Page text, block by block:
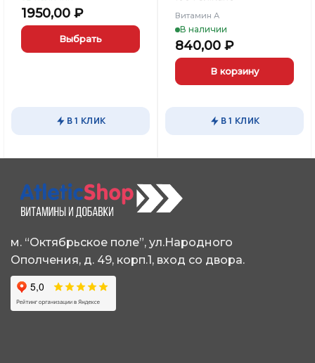
1950,00 ₽
Выбрать
вариаций.
странице
товара.
В 1 КЛИК
Витамин А
В наличии
840,00 ₽
В корзину
В 1 КЛИК
м. “Октябрьское поле”, ул.Народного
Ополчения, д. 49, корп.1, вход со двора.